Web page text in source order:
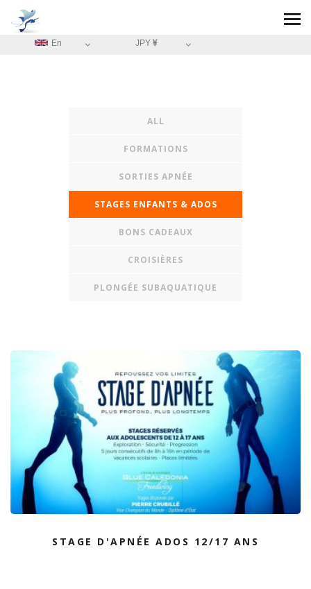
En JPY
ALL
FORMATIONS
SORTIES APNÉE
STAGES ENFANTS & ADOS
BONS CADEAUX
CROISIÈRES
PLONGÉE SUBAQUATIQUE
STAGE D'APNÉE ADOS 12/17 ANS